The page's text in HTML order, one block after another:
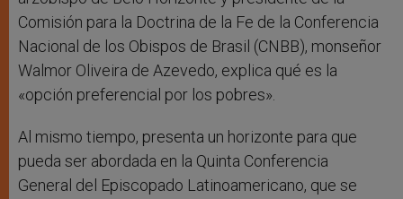
Comisión para la Doctrina de la Fe de la Conferencia
Nacional de los Obispos de Brasil (CNBB), monseñor
Walmor Oliveira de Azevedo, explica qué es la
«opción preferencial por los pobres».
Al mismo tiempo, presenta un horizonte para que
pueda ser abordada en la Quinta Conferencia
General del Episcopado Latinoamericano, que se